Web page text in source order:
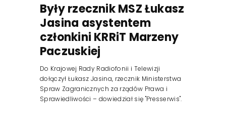
Były rzecznik MSZ Łukasz
Jasina asystentem
członkini KRRiT Marzeny
Paczuskiej
Do Krajowej Rady Radiofonii i Telewizji
dołączył Łukasz Jasina, rzecznik Ministerstwa
Spraw Zagranicznych za rządów Prawa i
Sprawiedliwości – dowiedział się "Presserwis".